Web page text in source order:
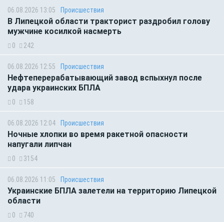
06.08.2026 13:05 Происшествия
В Липецкой области тракторист раздробил голову
мужчине косилкой насмерть
0 242
06.08.2026 12:55 Происшествия
Нефтеперерабатывающий завод вспыхнул после
удара украинских БПЛА
0 158
06.08.2026 12:04 Происшествия
Ночные хлопки во время ракетной опасности
напугали липчан
0 3154
06.08.2026 11:05 Происшествия
Украинские БПЛА залетели на территорию Липецкой
области
0 740